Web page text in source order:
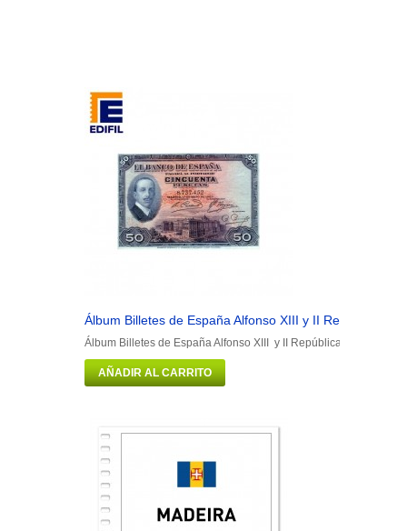
Álbum Billetes de España Alfonso XIII y II República
Álbum Billetes de España Alfonso XIII y II República Portadilla
AÑADIR AL CARRITO